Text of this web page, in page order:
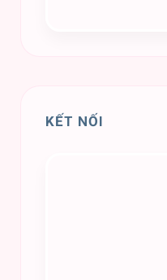
KẾT NỐI